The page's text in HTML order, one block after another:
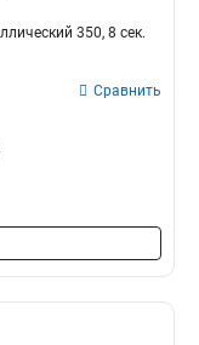
350, 8 сек.
Сравнить